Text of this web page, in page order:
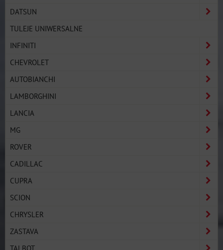
DATSUN
TULEJE UNIWERSALNE
INFINITI
CHEVROLET
AUTOBIANCHI
LAMBORGHINI
LANCIA
MG
ROVER
CADILLAC
CUPRA
SCION
CHRYSLER
ZASTAVA
TALBOT